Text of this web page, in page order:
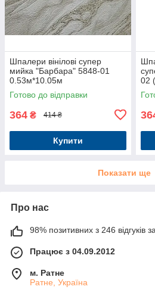
Шпалери вінілові супер
мийка "Барбара" 5848-01
0.53м*10.05м
Готово до відправки
364 ₴ 414 ₴
Купити
02
Показати ще
Про нас
98% позитивних з 246 відгуків
Працює з 04.09.2012
м. Ратне
Ратне, Україна